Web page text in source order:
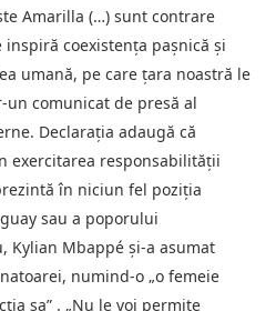
Amarilla (…) sunt contrare
coexistența pașnică și
umană, pe care țara noastră le
un comunicat de presă al
Declarația adaugă că
exercitarea responsabilității
în niciun fel poziția
sau a poporului
Kylian Mbappé și-a asumat
numind-o „o femeie
sa” . „Nu le voi permite